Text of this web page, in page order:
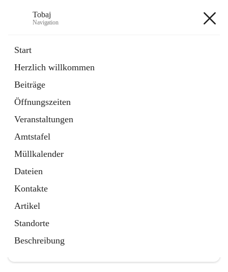
Tobaj
Navigation
Start
Herzlich willkommen
Beiträge
Öffnungszeiten
Veranstaltungen
Amtstafel
Müllkalender
Dateien
Kontakte
Artikel
Standorte
Beschreibung
Externe Webseite
in
Tab
Formulare
2 Schnellzugriffe